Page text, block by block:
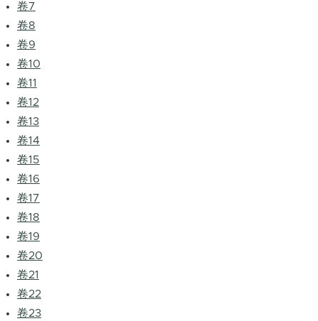
卷7
卷8
卷9
卷10
卷11
卷12
卷13
卷14
卷15
卷16
卷17
卷18
卷19
卷20
卷21
卷22
卷23